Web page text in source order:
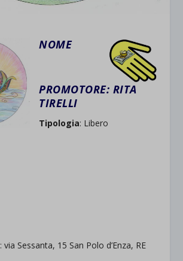
NOME
PROMOTORE: RITA
TIRELLI
Tipologia: Libero
: via Sessanta, 15 San Polo d’Enza, RE